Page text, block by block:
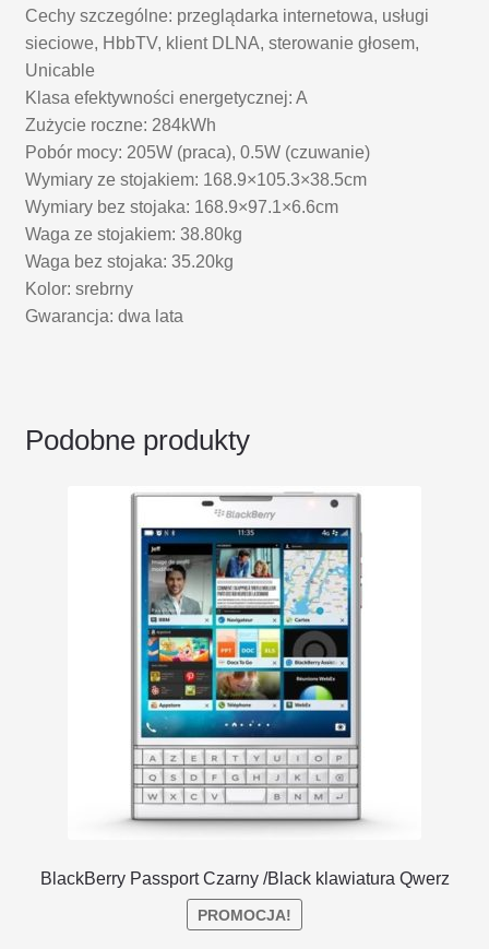
Cechy szczególne: przeglądarka internetowa, usługi
sieciowe, HbbTV, klient DLNA, sterowanie głosem,
Unicable
Klasa efektywności energetycznej: A
Zużycie roczne: 284kWh
Pobór mocy: 205W (praca), 0.5W (czuwanie)
Wymiary ze stojakiem: 168.9×105.3×38.5cm
Wymiary bez stojaka: 168.9×97.1×6.6cm
Waga ze stojakiem: 38.80kg
Waga bez stojaka: 35.20kg
Kolor: srebrny
Gwarancja: dwa lata
Podobne produkty
BlackBerry Passport Czarny /Black klawiatura Qwerz
PROMOCJA!